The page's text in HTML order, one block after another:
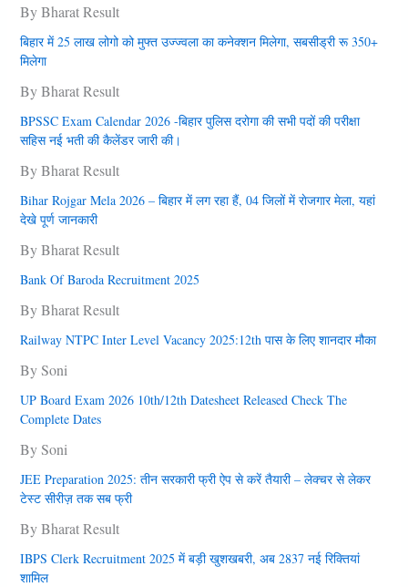
By Bharat Result
बिहार में 25 लाख लोगो को मुफ्त उज्‍ज्‍वला का कनेक्‍शन मिलेगा, सबसीड्री रू 350+
मिलेगा
By Bharat Result
BPSSC Exam Calendar 2026 -बिहार पुलिस दरोगा की सभी पदों की परीक्षा
सहिस नई भती की कैलेंडर जारी की।
By Bharat Result
Bihar Rojgar Mela 2026 – बिहार में लग रहा हैं, 04 जिलों में राेजगार मेला, यहां
देखे पूर्ण जानकारी
By Bharat Result
Bank Of Baroda Recruitment 2025
By Bharat Result
Railway NTPC Inter Level Vacancy 2025:12th पास के लिए शानदार मौका
By Soni
UP Board Exam 2026 10th/12th Datesheet Released Check The
Complete Dates
By Soni
JEE Preparation 2025: तीन सरकारी फ्री ऐप से करें तैयारी – लेक्चर से लेकर
टेस्ट सीरीज़ तक सब फ्री
By Bharat Result
IBPS Clerk Recruitment 2025 में बड़ी खुशखबरी, अब 2837 नई रिक्तियां
शामिल